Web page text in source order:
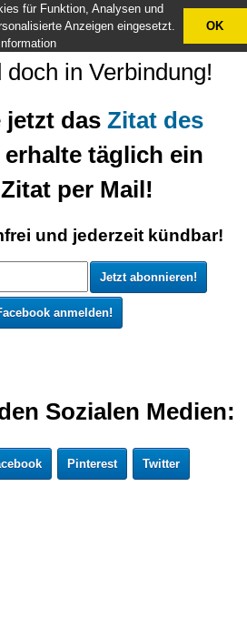
in Verbindung!
jetzt das Zitat des
täglich ein
per Mail!
und jederzeit kündbar!
anmelden!
Sozialen Medien:
Pinterest Twitter
X
für Funktion, Analysen und
Anzeigen eingesetzt.
OK